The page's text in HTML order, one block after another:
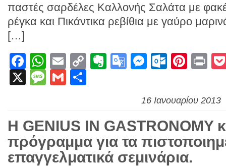
παστές σαρδέλες Καλλονής Σαλάτα με
ρέγκα και Πικάντικα ρεβίθια με γαύρο
[…]
Facebook
WhatsApp
EmailCopyEvernote
Google
X
Message
Gmail
16 Ιανουαρίου 2013
Η GENIUS IN GASTRONOMY
πρόγραμμα για τα
επαγγελματικά σεμινάρια.